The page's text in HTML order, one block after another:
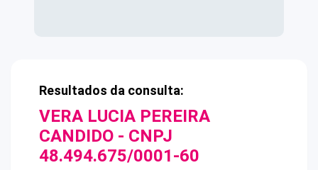
Resultados da consulta:
VERA LUCIA PEREIRA
CANDIDO - CNPJ
48.494.675/0001-60